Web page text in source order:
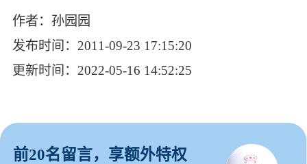
作者：孙园园
发布时间：2011-09-23 17:15:20
更新时间：2022-05-16 14:52:25
前20名留言，享额外特权